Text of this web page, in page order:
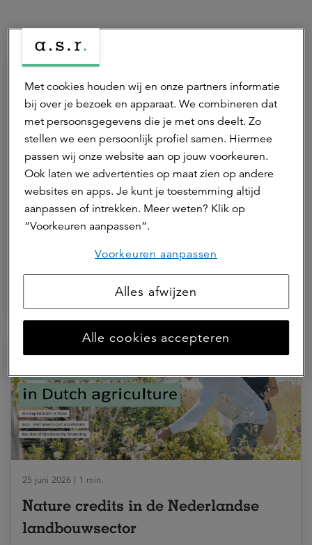
Hierna lezen
17 juli 2026 | 1 min.
Verdiencapaciteit onder druk door
stijgende grondprijzen
ASR Dutch Farmland Fund
25 juni 2026 | 1 min.
Nature credits in de Nederlandse
landbouwsector
Met cookies houden wij en onze partners informatie
bij over je bezoek en apparaat. We combineren dat
met persoonsgegevens die je met ons deelt. Zo
stellen we een persoonlijk profiel samen. Hiermee
passen wij onze website aan op jouw voorkeuren.
Ook laten we advertenties op maat zien op andere
websites en apps. Je kunt je toestemming altijd
aanpassen of intrekken. Meer weten? Klik op
“Voorkeuren aanpassen”.
Voorkeuren aanpassen
Alles afwijzen
Alle cookies accepteren